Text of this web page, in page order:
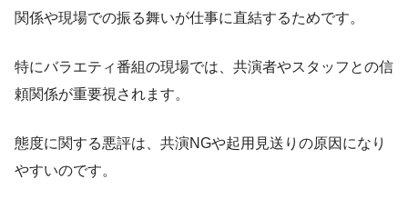
関係や現場での振る舞いが仕事に直結するためです。
特にバラエティ番組の現場では、共演者やスタッフとの信
頼関係が重要視されます。
態度に関する悪評は、共演NGや起用見送りの原因になり
やすいのです。